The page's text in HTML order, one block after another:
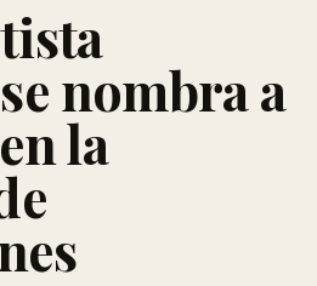
nombra a
la